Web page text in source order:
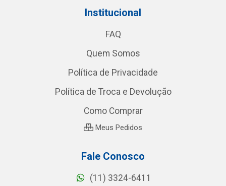
Institucional
FAQ
Quem Somos
Política de Privacidade
Política de Troca e Devolução
Como Comprar
Meus Pedidos
Fale Conosco
(11) 3324-6411